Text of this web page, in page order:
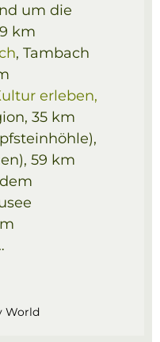
um die
km
, Tambach
erleben,
35 km
59 km
World